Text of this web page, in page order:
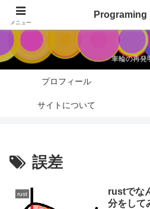
Programing
車輪の再発
プロフィール
サイトについて
誤差
rust
rustでな
分をして
メニュー
Programing